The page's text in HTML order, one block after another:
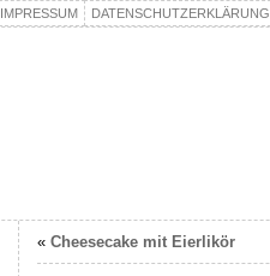
IMPRESSUM DATENSCHUTZERKLÄRUNG
« Cheesecake mit Eierlikör